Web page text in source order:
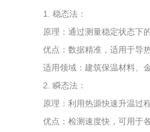
1. 稳态法：
原理：通过测量稳定状态下
优点：数据精准，适用于导
适用领域：建筑保温材料、金
2. 瞬态法：
原理：利用热源快速升温过
优点：检测速度快，可用于